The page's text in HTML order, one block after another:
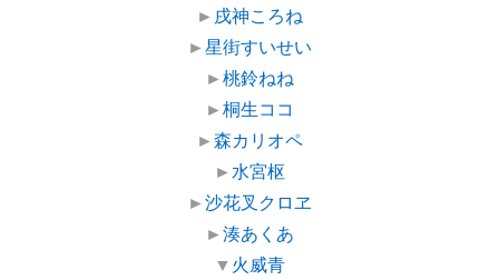
► 戌神ころね
►星街すいせい
►桃鈴ねね
►桐生ココ
►森カリオペ
► 水宮枢
►沙花叉クロヱ
►湊あくあ
▼ 火威青